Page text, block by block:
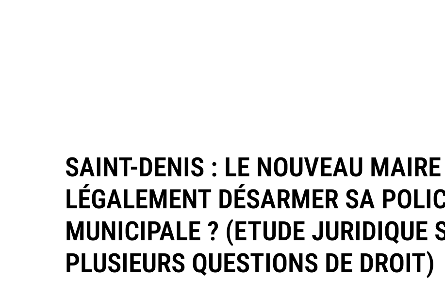
SAINT-DENIS : LE NOUVEAU
LÉGALEMENT DÉSARMER SA
MUNICIPALE ? (ETUDE JURIDIQUE
PLUSIEURS QUESTIONS DE DROIT)